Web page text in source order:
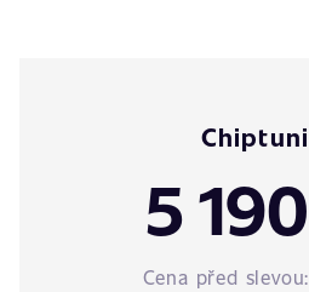
5
Cena před slevou: